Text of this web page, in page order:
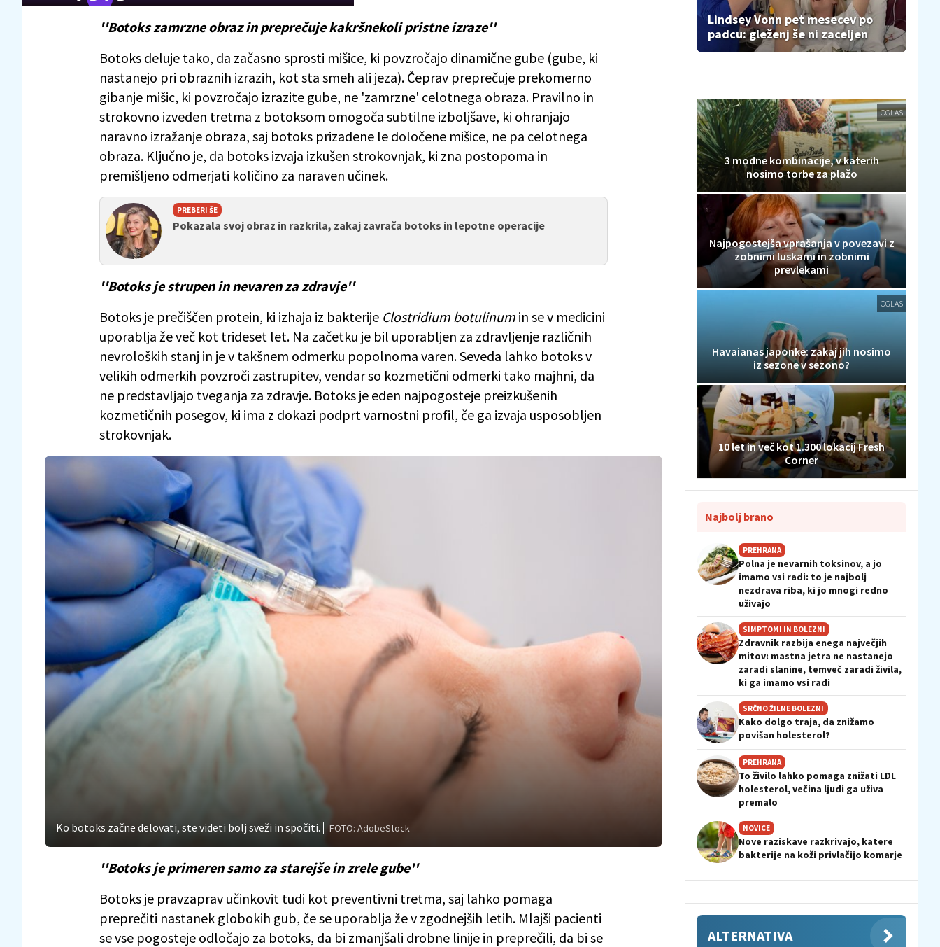
''Botoks zamrzne obraz in preprečuje kakršnekoli pristne izraze''
Botoks deluje tako, da začasno sprosti mišice, ki povzročajo dinamične gube (gube, ki
nastanejo pri obraznih izrazih, kot sta smeh ali jeza). Čeprav preprečuje prekomerno
gibanje mišic, ki povzročajo izrazite gube, ne 'zamrzne' celotnega obraza. Pravilno in
strokovno izveden tretma z botoksom omogoča subtilne izboljšave, ki ohranjajo
naravno izražanje obraza, saj botoks prizadene le določene mišice, ne pa celotnega
obraza. Ključno je, da botoks izvaja izkušen strokovnjak, ki zna postopoma in
premišljeno odmerjati količino za naraven učinek.
PREBERI ŠE
Pokazala svoj obraz in razkrila, zakaj zavrača botoks in lepotne operacije
''Botoks je strupen in nevaren za zdravje''
Botoks je prečiščen protein, ki izhaja iz bakterije Clostridium botulinum in se v medicini
uporablja že več kot trideset let. Na začetku je bil uporabljen za zdravljenje različnih
nevroloških stanj in je v takšnem odmerku popolnoma varen. Seveda lahko botoks v
velikih odmerkih povzroči zastrupitev, vendar so kozmetični odmerki tako majhni, da
ne predstavljajo tveganja za zdravje. Botoks je eden najpogosteje preizkušenih
kozmetičnih posegov, ki ima z dokazi podprt varnostni profil, če ga izvaja usposobljen
strokovnjak.
Ko botoks začne delovati, ste videti bolj sveži in spočiti. FOTO: AdobeStock
''Botoks je primeren samo za starejše in zrele gube''
Botoks je pravzaprav učinkovit tudi kot preventivni tretma, saj lahko pomaga
preprečiti nastanek globokih gub, če se uporablja že v zgodnejših letih. Mlajši pacienti
se vse pogosteje odločajo za botoks, da bi zmanjšali drobne linije in preprečili, da bi se
Lindsey Vonn pet mesecev po
padcu: gleženj še ni zaceljen
OGLAS
3 modne kombinacije, v katerih
nosimo torbe za plažo
Najpogostejša vprašanja v povezavi z
zobnimi luskami in zobnimi
prevlekami
OGLAS
Havaianas japonke: zakaj jih nosimo
iz sezone v sezono?
10 let in več kot 1.300 lokacij Fresh
Corner
Najbolj brano
PREHRANA
Polna je nevarnih toksinov, a jo
imamo vsi radi: to je najbolj
nezdrava riba, ki jo mnogi redno
uživajo
SIMPTOMI IN BOLEZNI
Zdravnik razbija enega največjih
mitov: mastna jetra ne nastanejo
zaradi slanine, temveč zaradi živila,
ki ga imamo vsi radi
SRČNO ŽILNE BOLEZNI
Kako dolgo traja, da znižamo
povišan holesterol?
PREHRANA
To živilo lahko pomaga znižati LDL
holesterol, večina ljudi ga uživa
premalo
NOVICE
Nove raziskave razkrivajo, katere
bakterije na koži privlačijo komarje
ALTERNATIVA